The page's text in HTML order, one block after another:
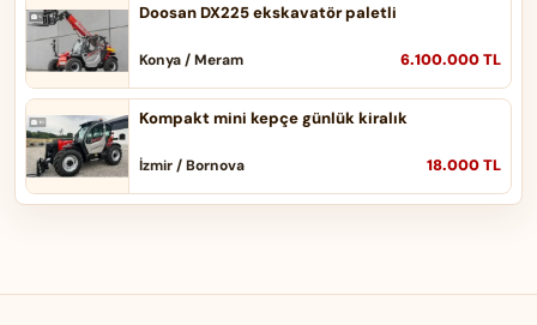
Doosan DX225 ekskavatör paletli
6.100.000 TL
Konya / Meram
Kompakt mini kepçe günlük kiralık
18.000 TL
İzmir / Bornova